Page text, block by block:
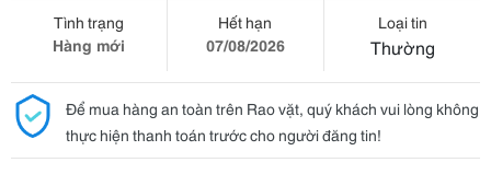
Tình trạng
Hàng mới
Hết hạn
07/08/2026
Loại tin
Thường
Để mua hàng an toàn trên Rao vặt, quý khách vui lòng không
thực hiện thanh toán trước cho người đăng tin!